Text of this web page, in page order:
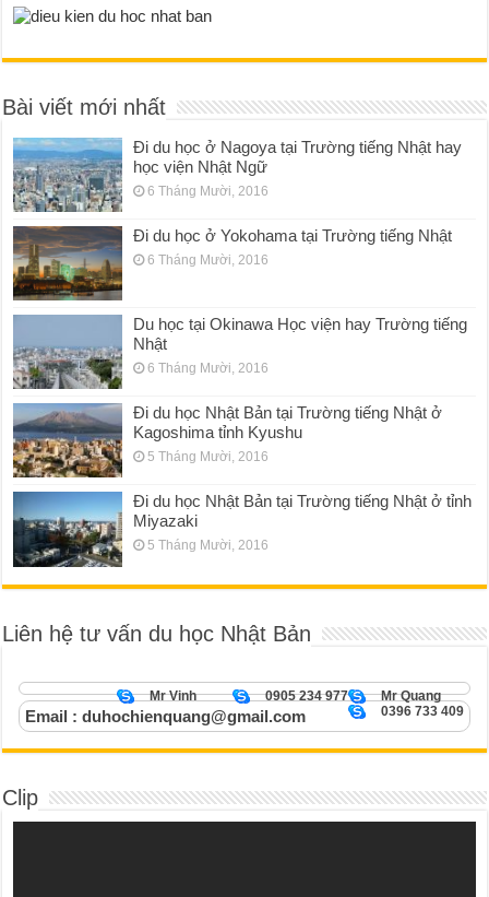
Bài viết mới nhất
Đi du học ở Nagoya tại Trường tiếng Nhật hay
học viện Nhật Ngữ
6 Tháng Mười, 2016
Đi du học ở Yokohama tại Trường tiếng Nhật
6 Tháng Mười, 2016
Du học tại Okinawa Học viện hay Trường tiếng
Nhật
6 Tháng Mười, 2016
Đi du học Nhật Bản tại Trường tiếng Nhật ở
Kagoshima tỉnh Kyushu
5 Tháng Mười, 2016
Đi du học Nhật Bản tại Trường tiếng Nhật ở tỉnh
Miyazaki
5 Tháng Mười, 2016
Liên hệ tư vấn du học Nhật Bản
Mr Quang
0905 234 977
Mr Vinh
0396 733 409
Email : duhochienquang@gmail.com
Clip